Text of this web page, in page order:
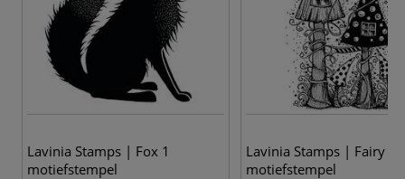
Lavinia Stamps | Fox 1
motiefstempel
Lavinia Stamps | Fairy
motiefstempel